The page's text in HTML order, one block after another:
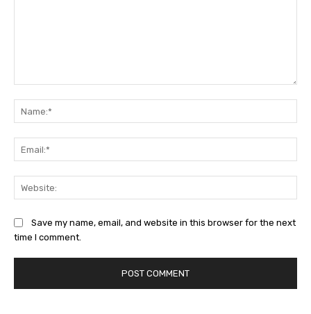
Save my name, email, and website in this browser for the next
time I comment.